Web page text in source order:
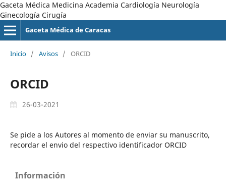
Gaceta Médica Medicina Academia Cardiología Neurología
Ginecología Cirugía
Gaceta Médica de Caracas
Inicio / Avisos / ORCID
ORCID
26-03-2021
Se pide a los Autores al momento de enviar su manuscrito,
recordar el envio del respectivo identificador ORCID
Información